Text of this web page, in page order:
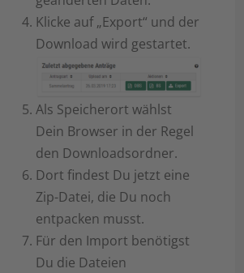
Klicke auf „Export“ und der
Download wird gestartet.
Als Speicherort wählst
Dein Browser in der Regel
den Downloadsordner.
Dort findest Du jetzt eine
Zip-Datei, die Du noch
entpacken musst.
Für den Import benötigst
Du die Dateien